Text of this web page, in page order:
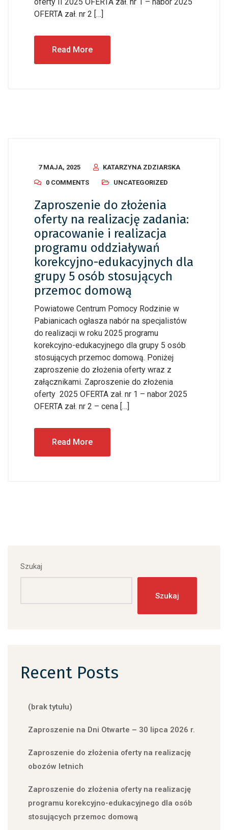
OFERTA zał. nr 2 […]
Read More
7 MAJA, 2025
KATARZYNA ZDZIARSKA
0 COMMENTS
UNCATEGORIZED
Zaproszenie do złożenia
oferty na realizację zadania:
opracowanie i realizacja
programu oddziaływań
korekcyjno-edukacyjnych dla
grupy 5 osób stosujących
przemoc domową
Powiatowe Centrum Pomocy Rodzinie w
Pabianicach ogłasza nabór na specjalistów
do realizacji w roku 2025 programu
korekcyjno-edukacyjnego dla grupy 5 osób
stosujących przemoc domową. Poniżej
zaproszenie do złożenia oferty wraz z
załącznikami. Zaproszenie do złożenia
oferty 2025 OFERTA zał. nr 1 – nabor 2025
OFERTA zał. nr 2 – cena […]
Read More
Szukaj
Szukaj
Recent Posts
(brak tytułu)
Zaproszenie na Dni Otwarte – 30 lipca 2026 r.
Zaproszenie do złożenia oferty na realizację
obozów letnich
Zaproszenie do złożenia oferty na realizację
programu korekcyjno-edukacyjnego dla osób
stosujących przemoc domową